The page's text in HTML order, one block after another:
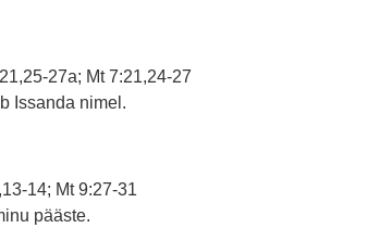
27a; Mt 7:21,24-27
Issanda nimel.
14; Mt 9:27-31
pääste.